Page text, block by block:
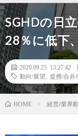
SGHDの日
28％に低下
2020.09.25 13:27:42
動向/展望
提携/合弁
HOME 経営/業界